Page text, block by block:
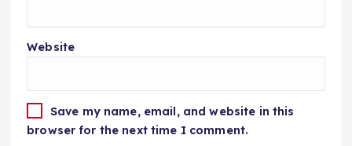
Website
Save my name, email, and website in this
browser for the next time I comment.